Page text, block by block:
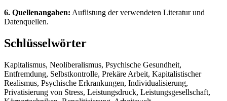
6. Quellenangaben: Auflistung der verwendeten Literatur und
Datenquellen.
Schlüsselwörter
Kapitalismus, Neoliberalismus, Psychische Gesundheit,
Entfremdung, Selbstkontrolle, Prekäre Arbeit, Kapitalistischer
Realismus, Psychische Erkrankungen, Individualisierung,
Privatisierung von Stress, Leistungsdruck, Leistungsgesellschaft,